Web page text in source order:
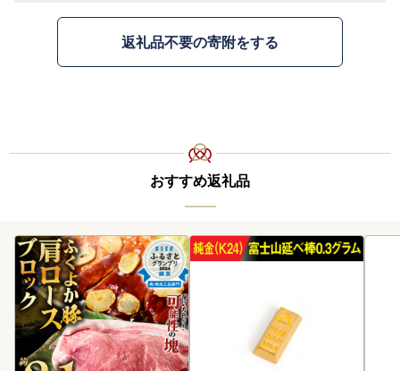
返礼品不要の寄附をする
おすすめ返礼品